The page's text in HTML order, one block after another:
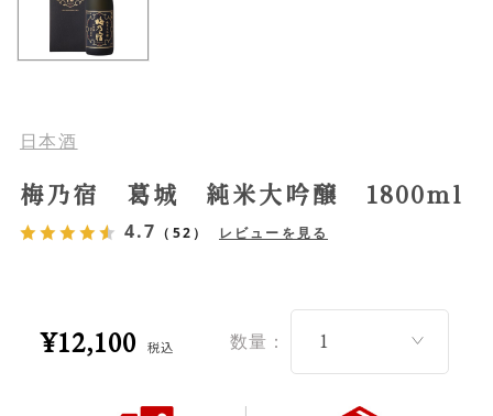
日本酒
梅乃宿 葛城 純米大吟醸 1800ml
4.7 （52） レビューを見る
¥12,100 税込 数量：